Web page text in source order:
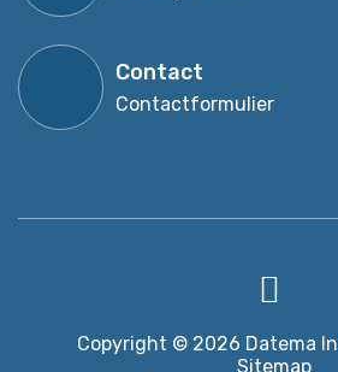
Contact
Contactformulier
Copyright © 2026 Datema
Sitemap